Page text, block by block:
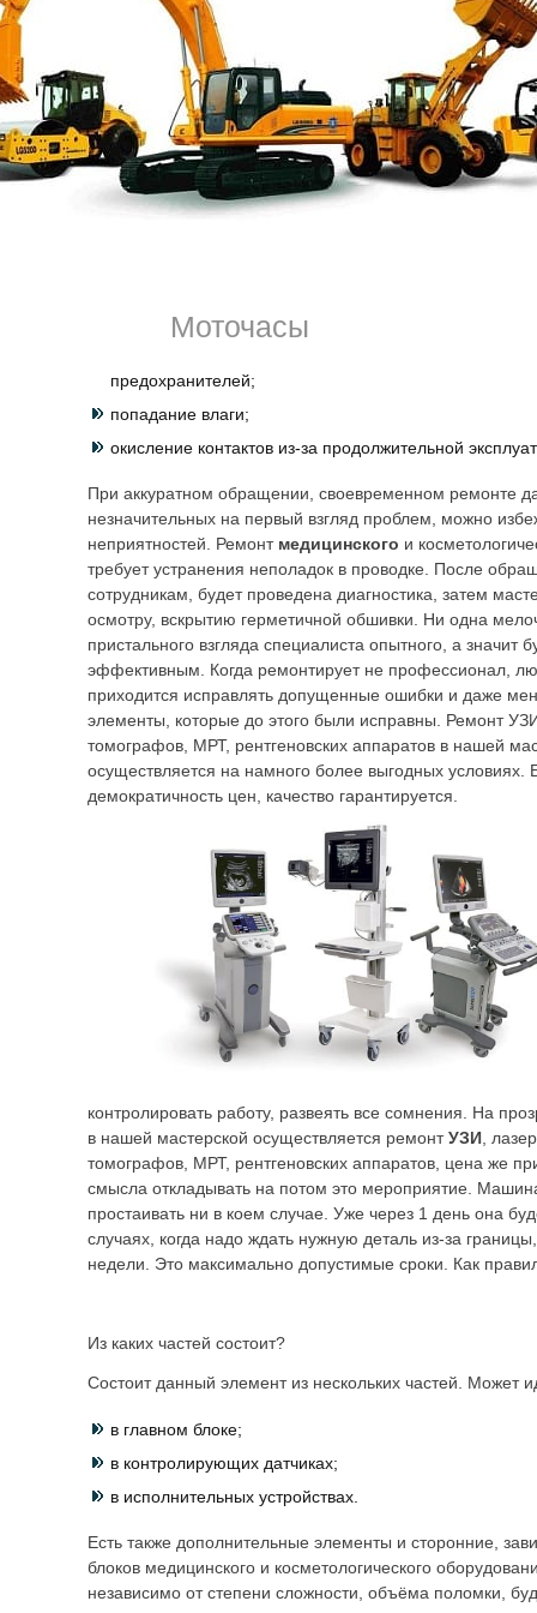
Моточасы
Что важно знать
Чтобы никогда не понадобилось выполнять ремонт
поломкам приводят такие факторы:
отключение клемм, когда машина работает;
предохранителей;
попадание влаги;
окисление контактов из-за продолжительной
При аккуратном обращении, своевременном ремонте
незначительных на первый взгляд проблем, можно
неприятностей. Ремонт медицинского и
требует устранения неполадок в проводке.
После
сотрудникам, будет проведена диагностика, затем
осмотру, вскрытию герметичной обшивки. Ни одна
пристального взгляда специалиста опытного, а значит
эффективным. Когда ремонтирует не профессионал,
приходится исправлять допущенные ошибки и даже
элементы, которые до этого были исправны. Ремонт
томографов, МРТ, рентгеновских аппаратов в нашей
осуществляется на намного более выгодных условиях.
демократичность цен, качество гарантируется.
контролировать работу, развеять все сомнения. На
в нашей мастерской осуществляется ремонтУЗИ ,
томографов, МРТ, рентгеновских аппаратов, цена же
смысла откладывать на потом это мероприятие.
простаивать ни в коем случае. Уже через 1 день она
случаях, когда надо ждать нужную деталь из-за
недели. Это максимально допустимые сроки. Как
Из каких частей состоит?
Состоит данный элемент из нескольких частей. Может
в главном блоке;
в контролирующих датчиках;
в исполнительных устройствах.
Есть также дополнительные элементы и сторонние,
блоков медицинского и косметологического
независимо от степени сложности, объёма поломки,